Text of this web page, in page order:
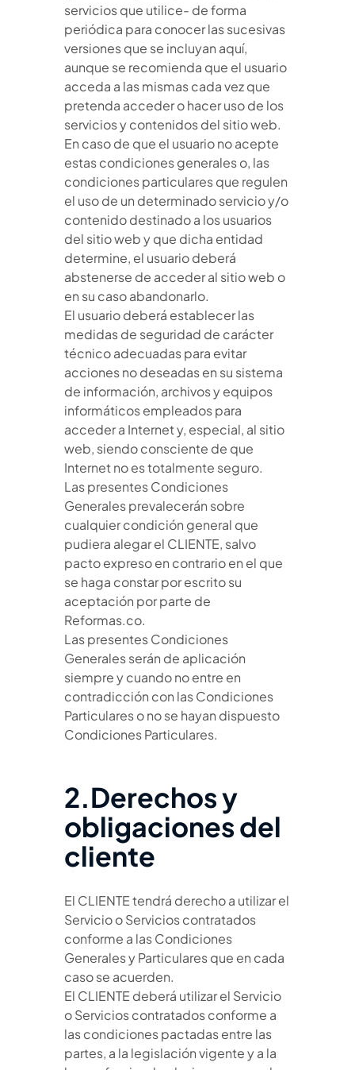
servicios que utilice- de forma
periódica para conocer las sucesivas
versiones que se incluyan aquí,
aunque se recomienda que el usuario
acceda a las mismas cada vez que
pretenda acceder o hacer uso de los
servicios y contenidos del sitio web.
En caso de que el usuario no acepte
estas condiciones generales o, las
condiciones particulares que regulen
el uso de un determinado servicio y/o
contenido destinado a los usuarios
del sitio web y que dicha entidad
determine, el usuario deberá
abstenerse de acceder al sitio web o
en su caso abandonarlo.
El usuario deberá establecer las
medidas de seguridad de carácter
técnico adecuadas para evitar
acciones no deseadas en su sistema
de información, archivos y equipos
informáticos empleados para
acceder a Internet y, especial, al sitio
web, siendo consciente de que
Internet no es totalmente seguro.
Las presentes Condiciones
Generales prevalecerán sobre
cualquier condición general que
pudiera alegar el CLIENTE, salvo
pacto expreso en contrario en el que
se haga constar por escrito su
aceptación por parte de
Reformas.co.
Las presentes Condiciones
Generales serán de aplicación
siempre y cuando no entre en
contradicción con las Condiciones
Particulares o no se hayan dispuesto
Condiciones Particulares.
2.Derechos y
obligaciones del
cliente
El CLIENTE tendrá derecho a utilizar el
Servicio o Servicios contratados
conforme a las Condiciones
Generales y Particulares que en cada
caso se acuerden.
El CLIENTE deberá utilizar el Servicio
o Servicios contratados conforme a
las condiciones pactadas entre las
partes, a la legislación vigente y a la